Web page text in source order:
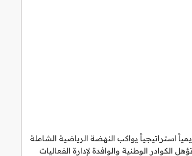
استراتيجياً يواكب النهضة الرياضية الشاملة
الكوادر الوطنية والوافدة لإدارة الفعاليات